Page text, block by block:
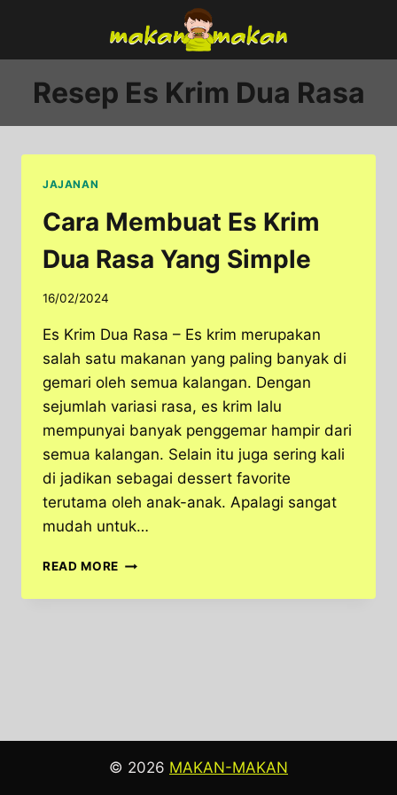
content
Resep Es Krim Dua Rasa
JAJANAN
Cara Membuat Es Krim
Dua Rasa Yang Simple
16/02/2024
Es Krim Dua Rasa – Es krim merupakan
salah satu makanan yang paling banyak di
gemari oleh semua kalangan. Dengan
sejumlah variasi rasa, es krim lalu
mempunyai banyak penggemar hampir dari
semua kalangan. Selain itu juga sering kali
di jadikan sebagai dessert favorite
terutama oleh anak-anak. Apalagi sangat
mudah untuk…
READ MORE CARA
ES
© 2026 MAKAN-MAKAN